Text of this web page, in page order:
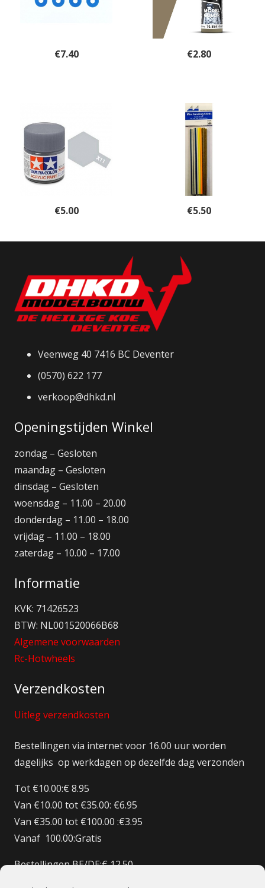
€7.40 €2.80
€5.00 €5.50
Veenweg 40 7416 BC Deventer
(0570) 622 177
verkoop@dhkd.nl
Openingstijden Winkel
zondag – Gesloten
maandag – Gesloten
dinsdag – Gesloten
woensdag – 11.00 – 20.00
donderdag – 11.00 – 18.00
vrijdag – 11.00 – 18.00
zaterdag – 10.00 – 17.00
Informatie
KVK: 71426523
BTW: NL001520066B68
Algemene voorwaarden
Rc-Hotwheels
Verzendkosten
Uitleg verzendkosten
Bestellingen via internet voor 16.00 uur worden
dagelijks op werkdagen op dezelfde dag verzonden
Tot €10.00:€ 8.95
Van €10.00 tot €35.00: €6.95
Van €35.00 tot €100.00 :€3.95
Vanaf 100.00:Gratis
Bestellingen BE/DE:€ 12.50